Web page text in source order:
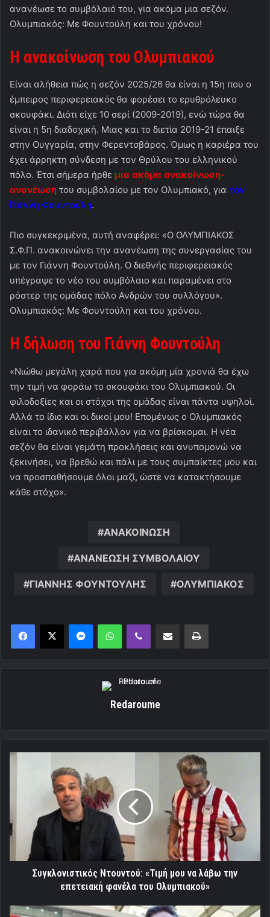
ανανέωσε το συμβόλαιό του, για ακόμα μια σεζόν.
Ολυμπιακός: Με Φουντούλη και του χρόνου!
Η ανακοίνωση του Ολυμπιακού
Είναι αλήθεια πώς η σεζόν 2025/26 θα είναι η 15η που ο
έμπειρος περιφερειακός θα φορέσει το ερυθρόλευκο
σκουφάκι. Διότι είχε 10 σερί (2009-2019), ενώ τώρα θα
είναι η 5η διαδοχική. Μιας και το διετία 2019-21 έπαιξε
στην Ουγγαρία, στην Φερεντσβάρος. Όμως η καριέρα του
έχει άρρηκτη σύνδεση με τον Θρύλου του ελληνικού
πόλο. Έτσι σήμερα ήρθε μια ακόμα ανακοίνωση-
ανανέωση του συμβολαίου με τον Ολυμπιακό, για τον
Γιάννη Φουντούλη.
Πιο συγκεκριμένα, αυτή αναφέρει: «Ο ΟΛΥΜΠΙΑΚΟΣ
Σ.Φ.Π. ανακοινώνει την ανανέωση της συνεργασίας του
με τον Γιάννη Φουντούλη. Ο διεθνής περιφερειακός
υπέγραψε το νέο του συμβόλαιο και παραμένει στο
ρόστερ της ομάδας πόλο Ανδρών του συλλόγου».
Ολυμπιακός: Με Φουντούλη και του χρόνου.
Η δήλωση του Γιάννη Φουντούλη
«Νιώθω μεγάλη χαρά που για ακόμη μία χρονιά θα έχω
την τιμή να φοράω το σκουφάκι του Ολυμπιακού. Οι
φιλοδοξίες και οι στόχοι της ομάδας είναι πάντα υψηλοί.
Αλλά το ίδιο και οι δικοί μου! Επομένως ο Ολυμπιακός
είναι το ιδανικό περιβάλλον για να βρίσκομαι. Η νέα
σεζόν θα είναι γεμάτη προκλήσεις και ανυπομονώ να
ξεκινήσει, να βρεθώ και πάλι με τους συμπαίκτες μου και
να προσπαθήσουμε όλοι μαζί, ώστε να κατακτήσουμε
κάθε στόχο».
ΑΝΑΚΟΙΝΩΣΗ
ΑΝΑΝΕΩΣΗ ΣΥΜΒΟΛΑΙΟΥ
ΓΙΑΝΝΗΣ ΦΟΥΝΤΟΥΛΗΣ ΟΛΥΜΠΙΑΚΟΣ
MessengerWhatsAppViber Κοινοποίηση μέσω ηλεκτρονικού ταχυδρομείουΕκτύπωση
Redaroume
Συγκλονιστικός
λάβω
την
επετειακή
φανέλα
Συγκλονιστικός Ντουντού: «Τιμή μου να λάβω την
επετειακή φανέλα του Ολυμπιακού»
Ο